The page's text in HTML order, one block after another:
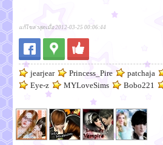
แก้ไขล่าสุดเมื่อ 2012-03-25 00:06:44
jearjear Princess_Pire patchaja
Eye-z
MYLoveSims Bobo221